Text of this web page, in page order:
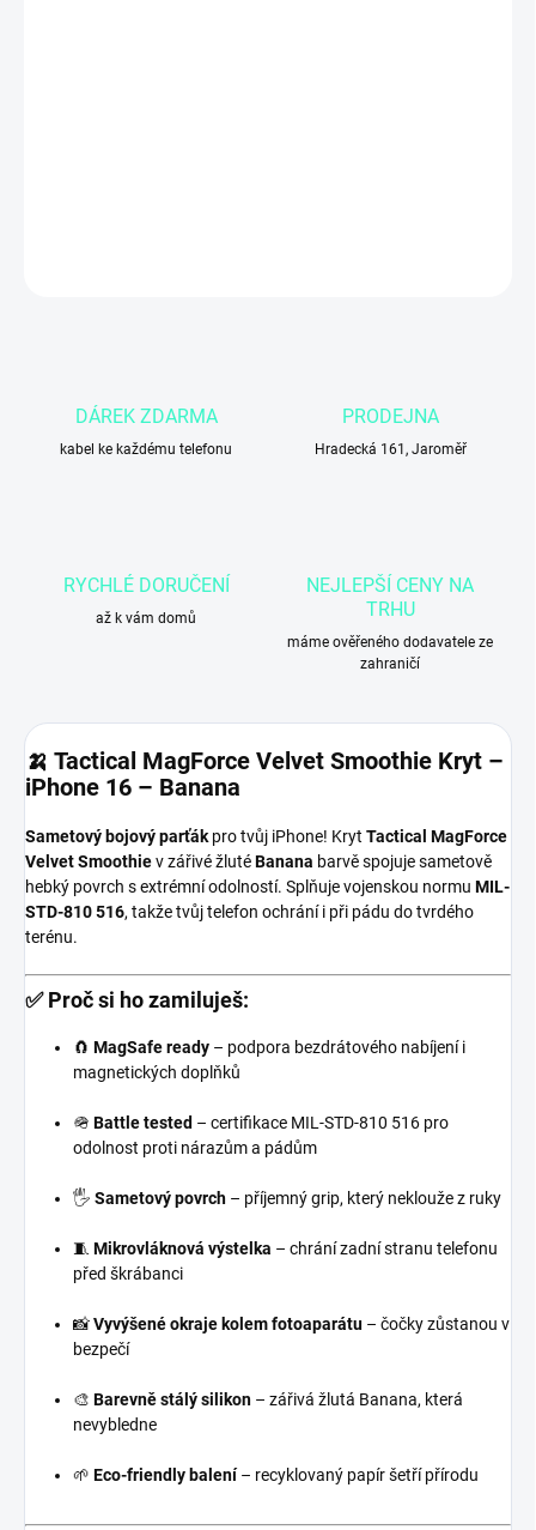
DÁREK ZDARMA
kabel ke každému telefonu
PRODEJNA
Hradecká 161, Jaroměř
RYCHLÉ DORUČENÍ
až k vám domů
NEJLEPŠÍ CENY NA
TRHU
máme ověřeného dodavatele ze
zahraničí
🍌 Tactical MagForce Velvet Smoothie Kryt –
iPhone 16 – Banana
Sametový bojový parťákpro tvůj iPhone! Kryt Tactical MagForce
Velvet Smoothiev zářivé žlutéBanana barvě spojuje sametově
hebký povrch s extrémní odolností. Splňuje vojenskou normu MIL-
STD-810 516, takže tvůj telefon ochrání i při pádu do tvrdého
terénu.
✅ Proč si ho zamiluješ:
🧲 MagSafe ready – podpora bezdrátového nabíjení i
magnetických doplňků
🪖 Battle tested – certifikace MIL-STD-810 516 pro
odolnost proti nárazům a pádům
🖐️ Sametový povrch – příjemný grip, který neklouže z ruky
🧵Mikrovláknová výstelka – chrání zadní stranu telefonu
před škrábanci
📸Vyvýšené okraje kolem fotoaparátu – čočky zůstanou v
bezpečí
🎨 Barevně stálý silikon – zářivá žlutá Banana, která
nevybledne
🌱 Eco-friendly balení– recyklovaný papír šetří přírodu